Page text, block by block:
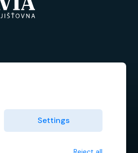
Settings